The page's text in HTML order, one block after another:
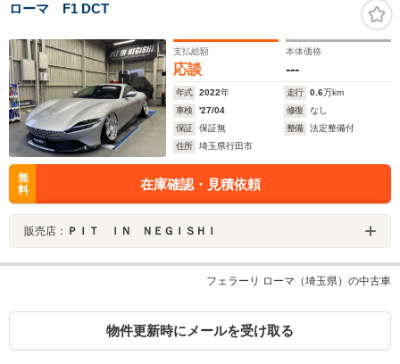
ローマ F1 DCT
支払総額
応談
本体価格
---
年式 2022年 走行 0.6万km
車検
'27/04 修復
なし
保証
保証無 整備
法定整備付
住所
埼玉県行田市
無
料
在庫確認・見積依頼
販売店： ＰＩＴ ＩＮ ＮＥＧＩＳＨＩ
フェラーリ ローマ（埼玉県）の中古車
物件更新時にメールを受け取る